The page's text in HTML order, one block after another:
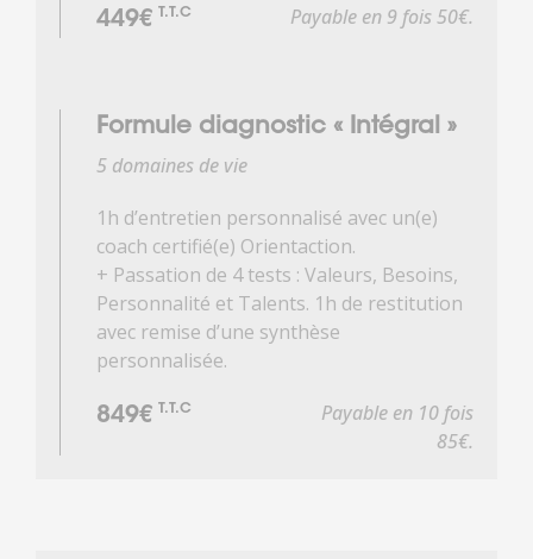
449€ T.T.C Payable en 9 fois 50€.
Formule diagnostic « Intégral »
5 domaines de vie
1h d’entretien personnalisé avec un(e)
coach certifié(e) Orientaction.
+ Passation de 4 tests : Valeurs, Besoins,
Personnalité et Talents. 1h de restitution
avec remise d’une synthèse
personnalisée.
849€ T.T.C
Payable en 10 fois
85€.